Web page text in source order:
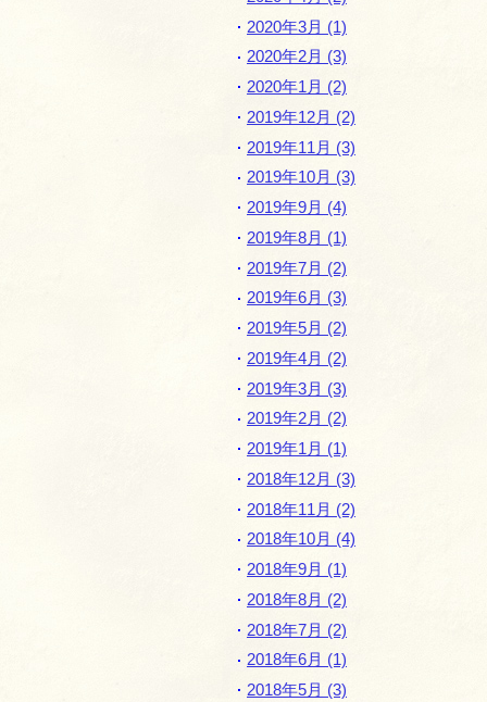
2020年3月 (1)
2020年2月 (3)
2020年1月 (2)
2019年12月 (2)
2019年11月 (3)
2019年10月 (3)
2019年9月 (4)
2019年8月 (1)
2019年7月 (2)
2019年6月 (3)
2019年5月 (2)
2019年4月 (2)
2019年3月 (3)
2019年2月 (2)
2019年1月 (1)
2018年12月 (3)
2018年11月 (2)
2018年10月 (4)
2018年9月 (1)
2018年8月 (2)
2018年7月 (2)
2018年6月 (1)
2018年5月 (3)